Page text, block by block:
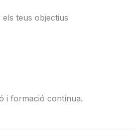
teus objectius
i formació contínua.